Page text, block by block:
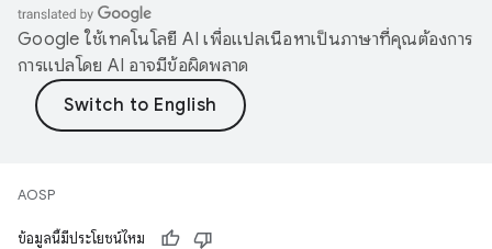
Google ใช้เทคโนโลยี AI เพื่อแปลเนื้อหาเป็นภาษาที่คุณต้องการ
การแปลโดย AI อาจมีข้อผิดพลาด
AOSP
ข้อมูลนี้มีประโยชน์ไหม